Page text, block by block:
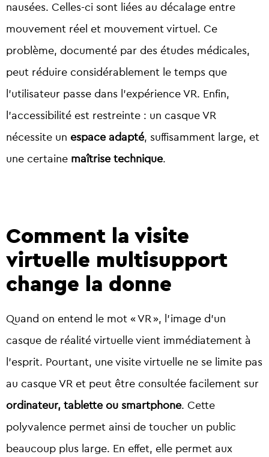
nausées. Celles-ci sont liées au décalage entre
mouvement réel et mouvement virtuel. Ce
problème, documenté par des études médicales,
peut réduire considérablement le temps que
l’utilisateur passe dans l’expérience VR. Enfin,
l’accessibilité est restreinte : un casque VR
nécessite un espace adapté, suffisamment large, et
une certaine maîtrise technique.
Comment la visite
virtuelle multisupport
change la donne
Quand on entend le mot « VR », l’image d’un
casque de réalité virtuelle vient immédiatement à
l’esprit. Pourtant, une visite virtuelle ne se limite pas
au casque VR et peut être consultée facilement sur
ordinateur, tablette ou smartphone. Cette
polyvalence permet ainsi de toucher un public
beaucoup plus large. En effet, elle permet aux